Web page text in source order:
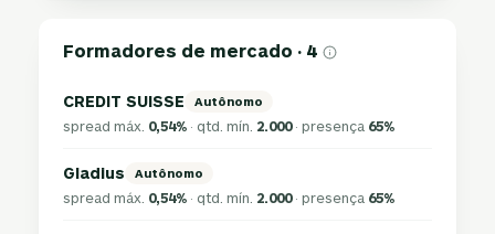
Formadores de mercado · 4
CREDIT SUISSE Autônomo
spread máx. 0,54% · qtd. mín. 2.000· presença 65%
Gladius Autônomo
spread máx. 0,54% · qtd. mín. 2.000· presença 65%